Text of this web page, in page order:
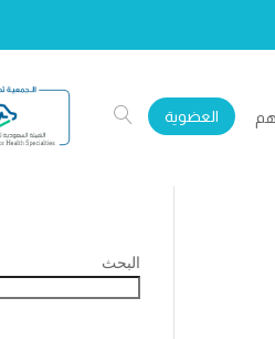
العضوية
البحث